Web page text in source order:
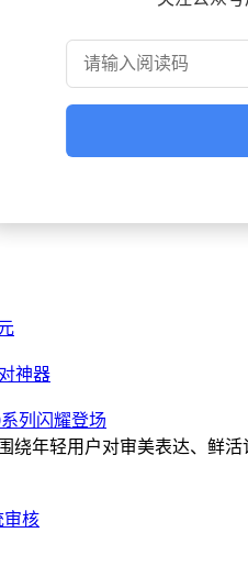
有望刷新同价位段标杆。
神器
列闪耀登场
绕年轻用户对审美表达、鲜
审核